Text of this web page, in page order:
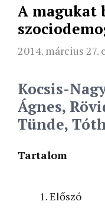
A magukat
2014. március 27.
Kocsis-
Ágnes,
Tünde,
Tartalom
Előszó